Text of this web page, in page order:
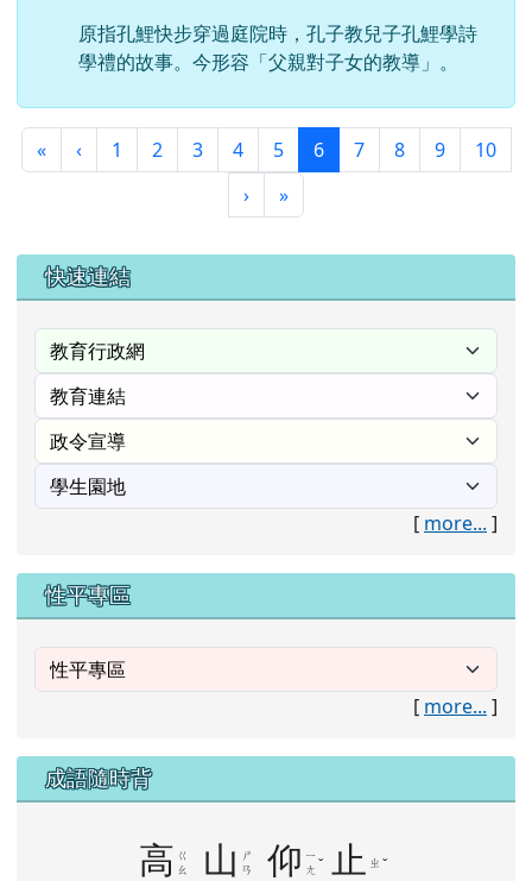
原指孔鯉快步穿過庭院時，孔子教兒子孔鯉學詩
學禮的故事。今形容「父親對子女的教導」。
«第一頁
‹上一頁
1 2 3 4 5 6(目前頁次)
7 8 9
10
›下一頁
»最後頁
右邊區域內容
快速連結
[ more... ]
性平專區
[ more... ]
成語隨時背
高 ㄍ
ㄠ
山
ㄕ
ㄢ
仰 ㄧ
ㄤ ˇ 止 ㄓ ˇ